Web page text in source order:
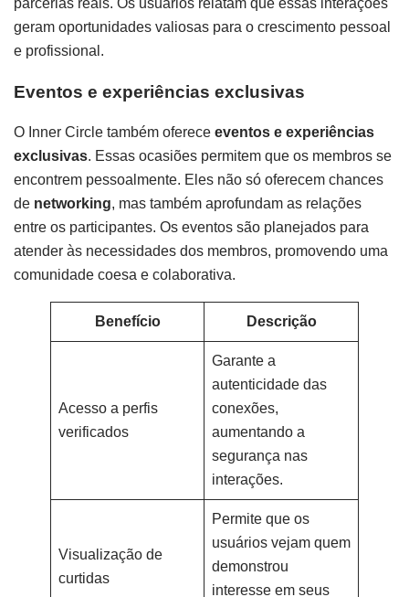
parcerias reais. Os usuários relatam que essas interações
geram oportunidades valiosas para o crescimento pessoal
e profissional.
Eventos e experiências exclusivas
O Inner Circle também oferece eventos e experiências
exclusivas. Essas ocasiões permitem que os membros se
encontrem pessoalmente. Eles não só oferecem chances
de networking, mas também aprofundam as relações
entre os participantes. Os eventos são planejados para
atender às necessidades dos membros, promovendo uma
comunidade coesa e colaborativa.
Benefício Descrição
Acesso a perfis
verificados
Garante a
autenticidade das
conexões,
aumentando a
segurança nas
interações.
Visualização de
curtidas
Permite que os
usuários vejam quem
demonstrou
interesse em seus